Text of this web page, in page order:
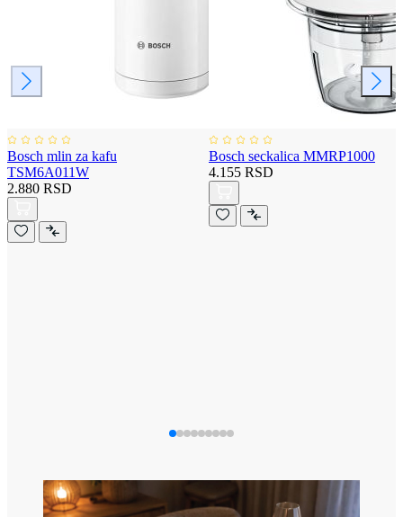
Bosch mlin za kafu
TSM6A011W
2.880 RSD
Bosch seckalica MMRP1000
4.155 RSD